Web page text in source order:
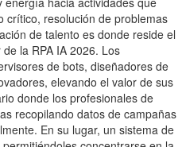
crítico, resolución de problemas
de talento es donde reside el
la RPA IA 2026. Los
de bots, diseñadores de
elevando el valor de sus
donde los profesionales de
recopilando datos de campañas
En su lugar, un sistema de